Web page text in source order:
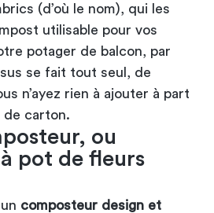
(d’où le nom), qui les
utilisable pour vos
potager de balcon, par
se fait tout seul, de
n’ayez rien à ajouter à part
de carton.
ou
pot de fleurs
composteur design et